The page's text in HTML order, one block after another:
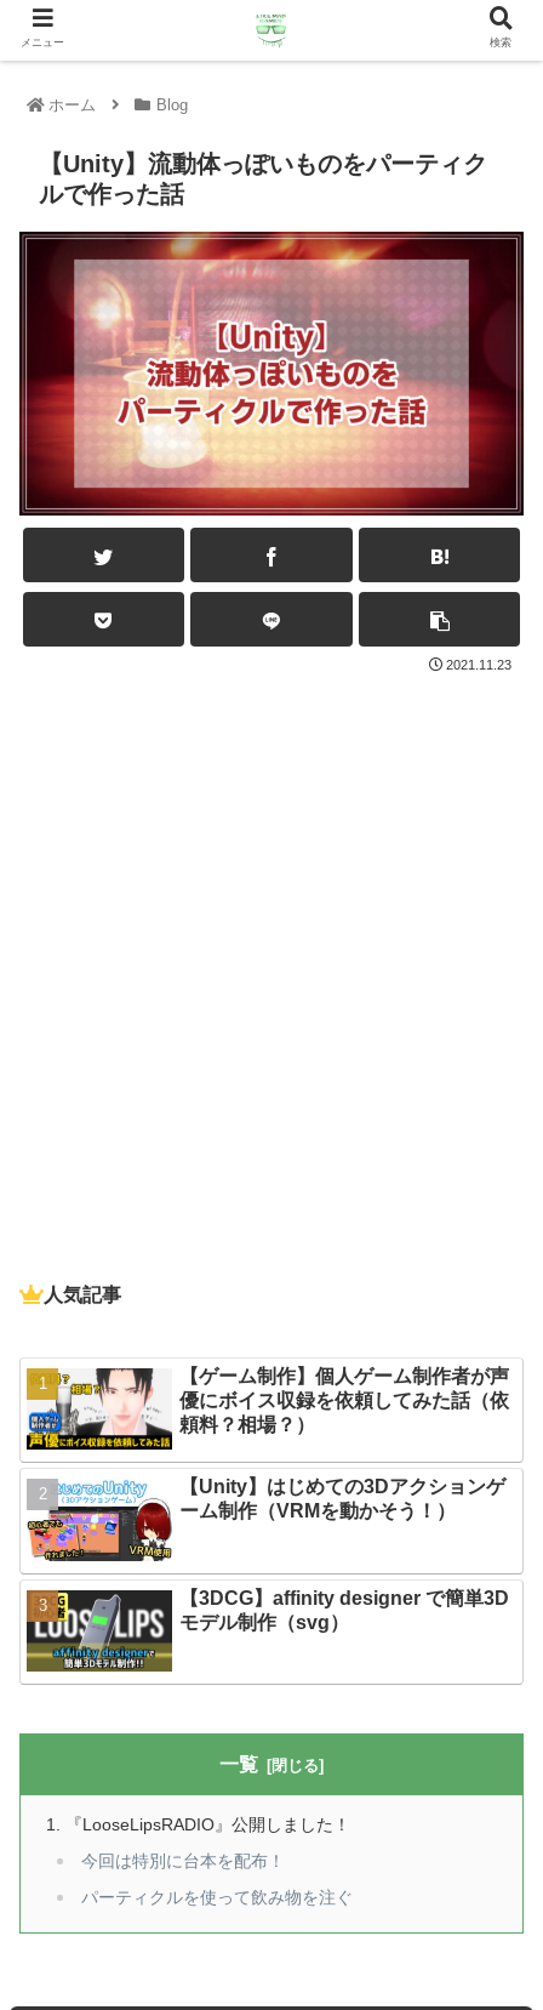
ホーム Blog
【Unity】流動体っぽいものをパーティク
ルで作った話
2021.11.23
人気記事
【ゲーム制作】個人ゲーム制作者が声
優にボイス収録を依頼してみた話（依
頼料？相場？）
【Unity】はじめての3Dアクションゲ
ーム制作（VRMを動かそう！）
【3DCG】affinity designer で簡単3D
モデル制作（svg）
一覧
『LooseLipsRADIO』公開しました！
今回は特別に台本を配布！
パーティクルを使って飲み物を注ぐ
メニュー 検索